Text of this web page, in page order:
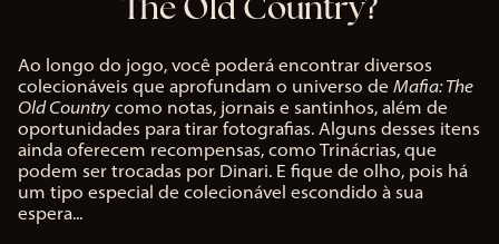
Ao longo do jogo, você poderá encontrar diversos
colecionáveis que aprofundam o universo de Mafia: The
Old Country como notas, jornais e santinhos, além de
oportunidades para tirar fotografias. Alguns desses itens
ainda oferecem recompensas, como Trinácrias, que
podem ser trocadas por Dinari. E fique de olho, pois há
um tipo especial de colecionável escondido à sua
espera...